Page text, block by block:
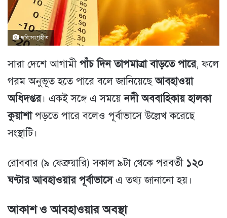
ছবি:সংগৃহীত
সারা দেশে আগামী পাঁচ দিন তাপমাত্রা বাড়তে পারে, ফলে
গরম অনুভূত হতে পারে বলে জানিয়েছেআবহাওয়া
অধিদপ্তর। একই সঙ্গে এ সময়েনদী অববাহিকায় হালকা
কুয়াশাপড়তে পারে বলেও পূর্বাভাসে উল্লেখ করেছে
সংস্থাটি।
রোববার (৯ ফেব্রুয়ারি) সকাল ৯টা থেকে পরবর্তী ১২০
ঘণ্টার আবহাওয়ার পূর্বাভাসেএ তথ্য জানানো হয়।
আকাশ ও আবহাওয়ার অবস্থা